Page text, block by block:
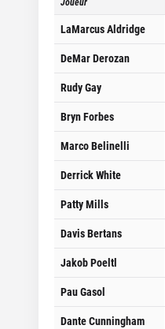
LaMarcus Aldridge
DeMar Derozan
Rudy Gay
Bryn Forbes
Marco Belinelli
Derrick White
Patty Mills
Davis Bertans
Jakob Poeltl
Pau Gasol
Dante Cunningham